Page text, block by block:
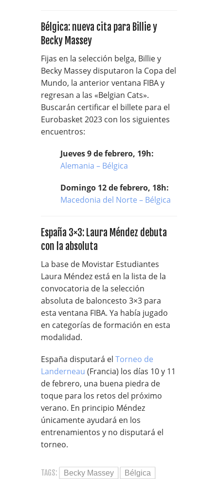
Bélgica: nueva cita para Billie y
Becky Massey
Fijas en la selección belga, Billie y
Becky Massey disputaron la Copa del
Mundo, la anterior ventana FIBA y
regresan a las «Belgian Cats».
Buscarán certificar el billete para el
Eurobasket 2023 con los siguientes
encuentros:
Jueves 9 de febrero, 19h:
Alemania – Bélgica
Domingo 12 de febrero, 18h:
Macedonia del Norte – Bélgica
España 3×3: Laura Méndez debuta
con la absoluta
La base de Movistar Estudiantes
Laura Méndez está en la lista de la
convocatoria de la selección
absoluta de baloncesto 3×3 para
esta ventana FIBA. Ya había jugado
en categorías de formación en esta
modalidad.
España disputará el Torneo de
Landerneau (Francia) los días 10 y 11
de febrero, una buena piedra de
toque para los retos del próximo
verano. En principio Méndez
únicamente ayudará en los
entrenamientos y no disputará el
torneo.
TAGS: Becky Massey
Bélgica